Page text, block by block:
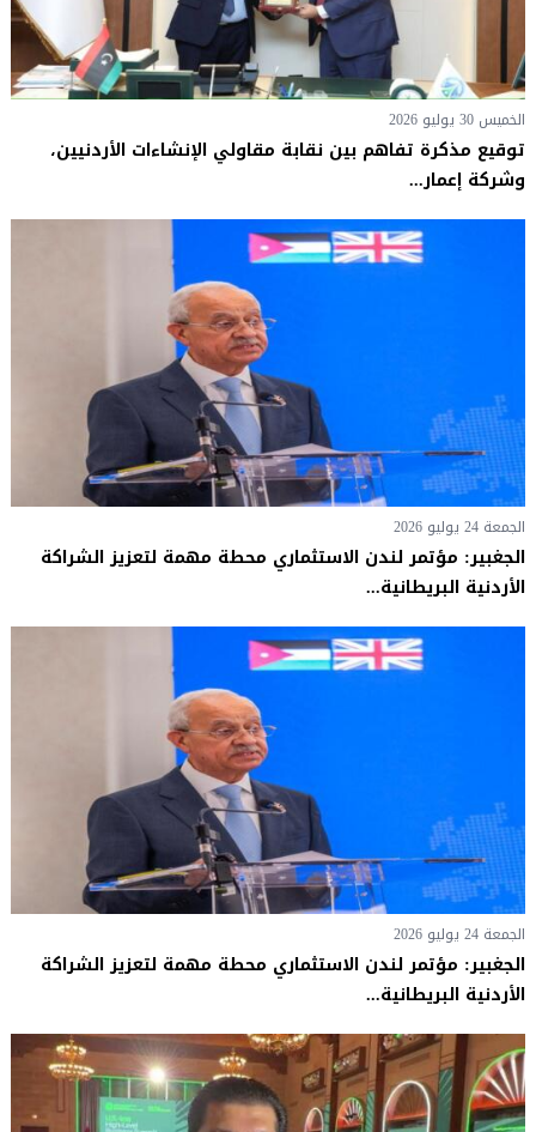
الخميس 30 يوليو 2026
توقيع مذكرة تفاهم بين نقابة مقاولي الإنشاءات الأردنيين،
وشركة إعمار...
الجمعة 24 يوليو 2026
الجغبير: مؤتمر لندن الاستثماري محطة مهمة لتعزيز الشراكة
الأردنية البريطانية...
الجمعة 24 يوليو 2026
الجغبير: مؤتمر لندن الاستثماري محطة مهمة لتعزيز الشراكة
الأردنية البريطانية...